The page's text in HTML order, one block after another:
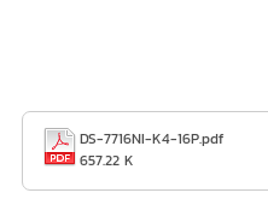
DS-7716NI-K4-16P.pdf
657.22 K